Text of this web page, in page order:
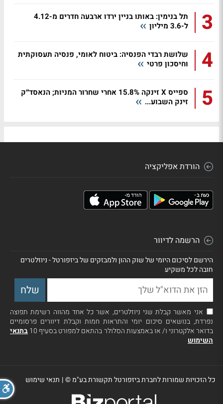
3
תל בנימין: באותו בניין ירדו ארבעה חדרים מ-4.12
ל-3.6 מיליון
4
שלושת רבדי הפנסיה: ביטוח לאומי, פנסיה תעסוקתית
וחיסכון פרטי
5
ספייס X זינקה 15.8% אחרי שחרור המניות; הנאסד״ק
זינק השבוע...
הורדת אפליקציה
הרשמה לדיוור
הירשם לסיכום היומי של שוק ההון ולמבזקים של ביזפורטל - ניוזלטרים
חובה לכל משקיע
אני מאשר קבלת שני ניוזלטרים, אשר כל אחד מהווה רשימת תפוצה
נפרדת, בנושאים סיכום יומי והתראות חמות וקבלת דיוורים פרסומיים
בדואר אלקטרוני ו/ או באמצעות הסלולר בהתאם למפורט בסעיף 10
בתנאי
השימוש
כל הזכויות שמורות לחברת ביזפורטל תקשורת בע"מ ©| תנאי שימוש